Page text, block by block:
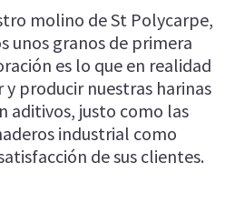
molino de St Polycarpe,
unos granos de primera
es lo que en realidad
producir nuestras harinas
aditivos, justo como las
industrial como
de sus clientes.